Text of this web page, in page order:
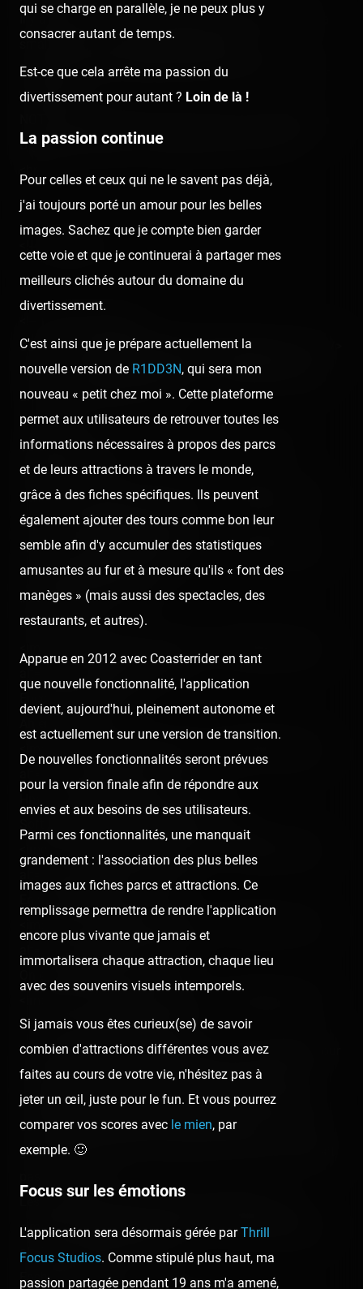
Il y avait en tout cas un monde fou ! (30 min pour It's a
small world, 110 min pour Big Thunder…)
Sinon une journée remplie de photos à gogo ! Amusez-
vous bien !
Big Thunder encore ! (A cet âge, j'y allais :p.)<br />
Salut ! Je vous présente Gilles ! Mon petit cousin ! :<br />
<img src="/content/trip-reports/1111960800/(1).jpg"
alt="" class="photo-tr"><br />
…<p></p>
Voici Gilles et moi dans la voiture ! En attendant
d'arriver ! :<br />
<img src="/content/trip-reports/1111960800/(2).jpg"
alt="" class="photo-tr"><p></p>
<img src="/content/trip-reports/1111960800/(3).jpg"
alt="" class="photo-tr"><br />
Il est fort hein !?<p></p>
Ouais ! :<br />
alt="" class="photo-tr"><p></p>
Vous savez quoi ? Normalement, ce jour est interdit pour
les pass annuel ! Mais heureusement que Maman
parrainait Tonton et Tata (pour gagner un an au pass,
car ils allaient acheter tous les trois des pass) : c'est
grâce à eux qu'on est tous rentrés ! Sinon, on n'en serait
<img src="/content/trip-reports/1111960800/(9).jpg"
alt="" class="photo-tr"><br />
Fashion !<p></p>
qui se charge en parallèle, je ne peux plus y
consacrer autant de temps.
Est-ce que cela arrête ma passion du
divertissement pour autant ? Loin de là !
La passion continue
Pour celles et ceux qui ne le savent pas déjà,
j'ai toujours porté un amour pour les belles
images. Sachez que je compte bien garder
cette voie et que je continuerai à partager mes
meilleurs clichés autour du domaine du
divertissement.
C'est ainsi que je prépare actuellement la
nouvelle version de R1DD3N, qui sera mon
nouveau « petit chez moi ». Cette plateforme
permet aux utilisateurs de retrouver toutes les
informations nécessaires à propos des parcs
et de leurs attractions à travers le monde,
grâce à des fiches spécifiques. Ils peuvent
également ajouter des tours comme bon leur
semble afin d'y accumuler des statistiques
amusantes au fur et à mesure qu'ils « font des
manèges » (mais aussi des spectacles, des
restaurants, et autres).
Apparue en 2012 avec Coasterrider en tant
que nouvelle fonctionnalité, l'application
devient, aujourd'hui, pleinement autonome et
est actuellement sur une version de transition.
De nouvelles fonctionnalités seront prévues
pour la version finale afin de répondre aux
envies et aux besoins de ses utilisateurs.
Parmi ces fonctionnalités, une manquait
grandement : l'association des plus belles
images aux fiches parcs et attractions. Ce
remplissage permettra de rendre l'application
encore plus vivante que jamais et
immortalisera chaque attraction, chaque lieu
avec des souvenirs visuels intemporels.
Si jamais vous êtes curieux(se) de savoir
combien d'attractions différentes vous avez
faites au cours de votre vie, n'hésitez pas à
jeter un œil, juste pour le fun. Et vous pourrez
comparer vos scores avec le mien, par
exemple. 🙂
Focus sur les émotions
L'application sera désormais gérée parThrill
Focus Studios. Comme stipulé plus haut, ma
passion partagée pendant 19 ans m'a amené,